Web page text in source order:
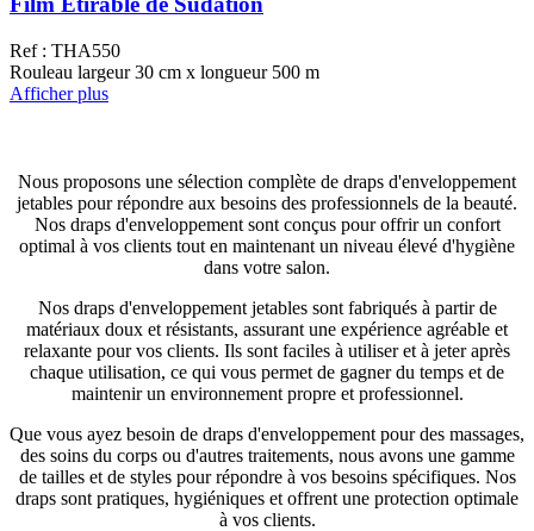
Ref : THA550
Rouleau largeur 30 cm x longueur 500 m
Afficher plus
Nous proposons une sélection complète de draps d'enveloppement
jetables pour répondre aux besoins des professionnels de la beauté.
Nos draps d'enveloppement sont conçus pour offrir un confort
optimal à vos clients tout en maintenant un niveau élevé d'hygiène
dans votre salon.
Nos draps d'enveloppement jetables sont fabriqués à partir de
matériaux doux et résistants, assurant une expérience agréable et
relaxante pour vos clients. Ils sont faciles à utiliser et à jeter après
chaque utilisation, ce qui vous permet de gagner du temps et de
maintenir un environnement propre et professionnel.
Que vous ayez besoin de draps d'enveloppement pour des massages,
des soins du corps ou d'autres traitements, nous avons une gamme
de tailles et de styles pour répondre à vos besoins spécifiques. Nos
draps sont pratiques, hygiéniques et offrent une protection optimale
à vos clients.